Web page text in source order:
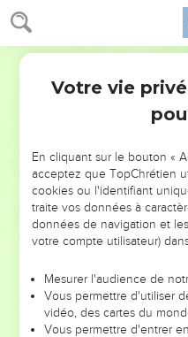
NE MANQUEZ
DE
ET SI LEURS ERREURS
leur foi ou leur vision. Mais
et les saisons difficiles qu'ils
sont elles qui
Votre vie
En cliquant sur le bouton «
acceptez que TopChrétien
cookies ou l'identifiant
traite vos données à
données de navigation et
votre compte utilisateur)
Mesurer l'audience de
Vous permettre d'utiliser
vidéo, des cartes du
Vous permettre d'entrer